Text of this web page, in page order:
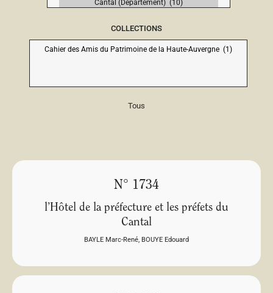
COLLECTIONS
Tous
N° 1734
l’Hôtel de la préfecture et les préfets du
Cantal
BAYLE Marc-René, BOUYE Edouard